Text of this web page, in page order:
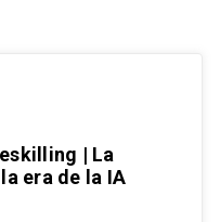
| La
era de la IA